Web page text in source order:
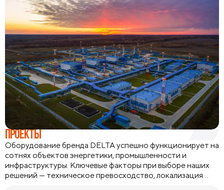
ПРОЕКТЫ
Оборудование бренда DELTA успешно функционирует на
сотнях объектов энергетики, промышленности и
инфраструктуры. Ключевые факторы при выборе наших
решений — техническое превосходство, локализация